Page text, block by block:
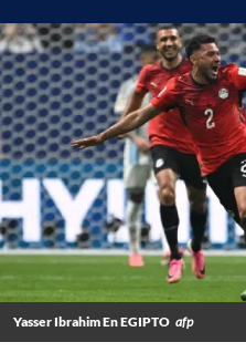
Yasser Ibrahim En EGIPTO afp